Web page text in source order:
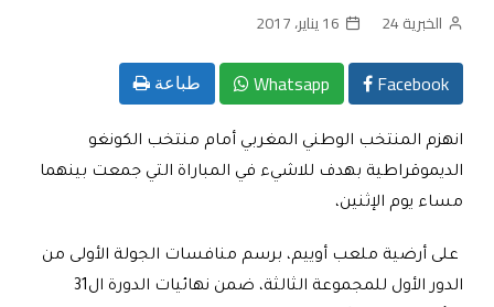
الخبرية 24 16 يناير، 2017
Facebook
Whatsapp طباعة
انهزم المنتخب الوطني المغربي أمام منتخب الكونغو
الديموقراطية بهدف للاشيء في المباراة التي جمعت بينهما
مساء يوم الإثنين،
على أرضية ملعب أوييم، برسم منافسات الجولة الأولى من
الدور الأول للمجموعة الثالثة، ضمن نهائيات الدورة ال31